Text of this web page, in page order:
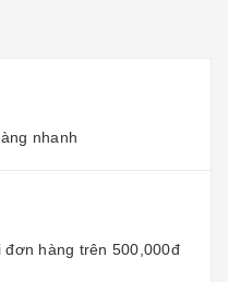
nhanh
hàng trên 500,000đ